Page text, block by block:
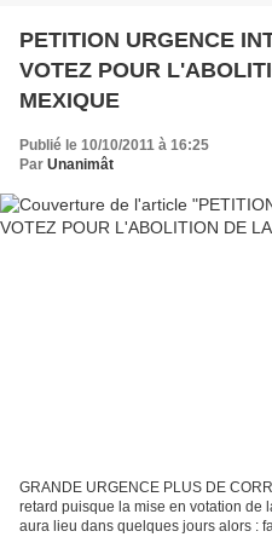
PETITION URGENCE
VOTEZ POUR
MEXIQUE
Publié le 10/10/2011 à 16:25
Par Unanimât
GRANDE URGENCE PLUS DE
retard puisque la mise en votation de
aura lieu dans quelques jours alors :